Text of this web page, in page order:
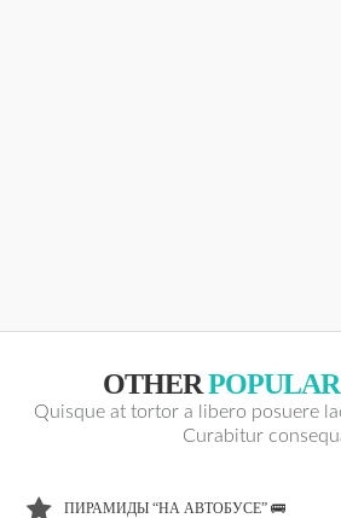
OTHERPOPULAR
Quisque at tortor a libero posuere
Curabitur
ПИРАМИДЫ “НА АВТОБУСЕ” 🚌